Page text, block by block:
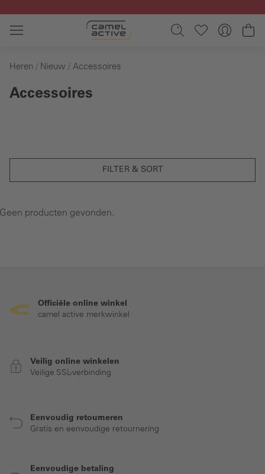
Ga naar de hoofdinhoud
Heren Nieuw Accessoires
Accessoires
FILTER & SORT
producten gevonden.
Officiële online winkel
camel active merkwinkel
Veilig online winkelen
Veilige SSL-verbinding
Eenvoudig retourneren
Gratis en eenvoudige retournering
Eenvoudige betaling